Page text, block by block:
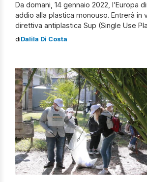
Da domani, 14 gennaio 2022, l’Europa
addio alla plastica monouso. Entrerà in
direttiva antiplastica Sup (Single Use
è sicuramente quello di compiere una
laghi, ma non solo. I prodotti vietati […]
diDalila Di Costa